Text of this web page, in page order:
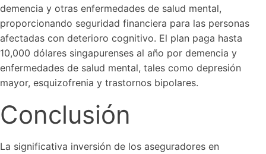
demencia y otras enfermedades de salud mental,
proporcionando seguridad financiera para las personas
afectadas con deterioro cognitivo. El plan paga hasta
10,000 dólares singapurenses al año por demencia y
enfermedades de salud mental, tales como depresión
mayor, esquizofrenia y trastornos bipolares.
Conclusión
La significativa inversión de los aseguradores en